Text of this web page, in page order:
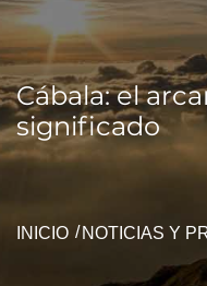
Cábala: el
significado
INICIO NOTICIAS Y